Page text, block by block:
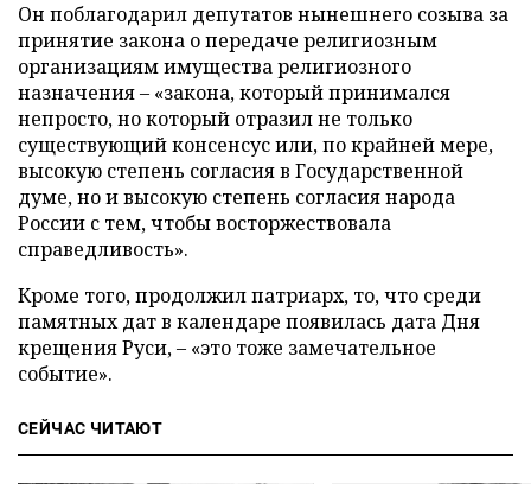
Он поблагодарил депутатов нынешнего созыва за
принятие закона о передаче религиозным
организациям имущества религиозного
назначения – «закона, который принимался
непросто, но который отразил не только
существующий консенсус или, по крайней мере,
высокую степень согласия в Государственной
думе, но и высокую степень согласия народа
России с тем, чтобы восторжествовала
справедливость».
Кроме того, продолжил патриарх, то, что среди
памятных дат в календаре появилась дата Дня
крещения Руси, – «это тоже замечательное
событие».
СЕЙЧАС ЧИТАЮТ